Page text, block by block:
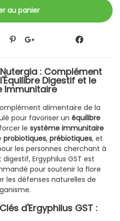
: Complément
Digestif et le
Immunitaire
alimentaire de la
pour favoriser un équilibre
le système immunitaire
probiotiques, prébiotiques, et
les personnes cherchant à
Ergyphilus GST est
pour soutenir la flore
les défenses naturelles de
d'Ergyphilus GST :